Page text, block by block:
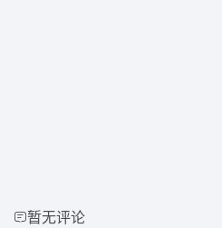
暂无评论